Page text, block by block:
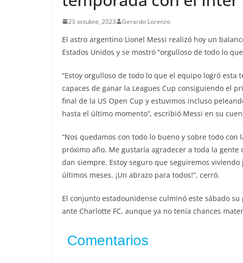
23 octubre, 2023 Gerardo Lorenzo
El astro argentino Lionel Messi realizó hoy un
Estados Unidos y se mostró “orgulloso de todo lo
“Estoy orgulloso de todo lo que el equipo logró
capaces de ganar la Leagues Cup consiguiendo el
final de la US Open Cup y estuvimos incluso
hasta el último momento”, escribió Messi en su
“Nos quedamos con todo lo bueno y sobre todo
próximo año. Me gustaría agradecer a toda la
dan siempre. Estoy seguro que seguiremos
últimos meses. ¡Un abrazo para todos!”, cerró.
El conjunto estadounidense culminó este sábado
ante Charlotte FC, aunque ya no tenía chances
Comentarios